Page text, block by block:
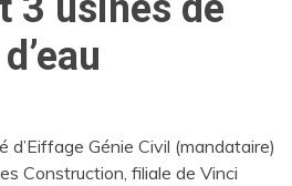
d’Eiffage Génie Civil (mandataire)
Construction, filiale de Vinci